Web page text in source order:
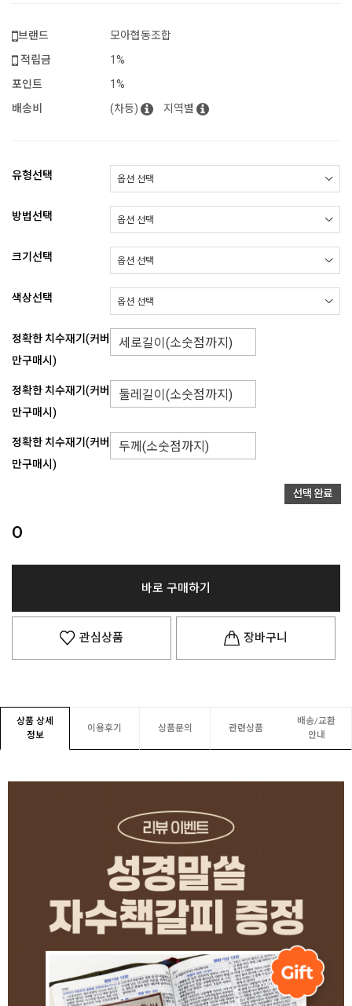
브랜드
모아협동조합
적립금
1%
포인트
1%
배송비
(차등) 지역별
유형선택
방법선택
크기선택
색상선택
정확한 치수재기(커버
만구매시)
정확한 치수재기(커버
만구매시)
정확한 치수재기(커버
만구매시)
0
바로 구매하기
관심상품 장바구니
상품 상세
정보
이용후기 상품문의 관련상품
배송/교환
안내